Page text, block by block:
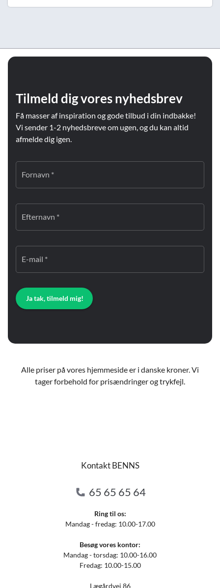
Tilmeld dig vores nyhedsbrev
Få masser af inspiration og gode tilbud i din indbakke!
Vi sender 1-2 nyhedsbreve om ugen, og du kan altid
afmelde dig igen.
Fornavn *
Efternavn *
E-mail *
Ja tak, tilmeld mig!
Alle priser på vores hjemmeside er i danske kroner. Vi
tager forbehold for prisændringer og trykfejl.
Kontakt BENNS
65 65 65 64
Ring til os:
Mandag - fredag: 10.00-17.00
Besøg vores kontor:
Mandag - torsdag: 10.00-16.00
Fredag: 10.00-15.00
Lægårdvej 86